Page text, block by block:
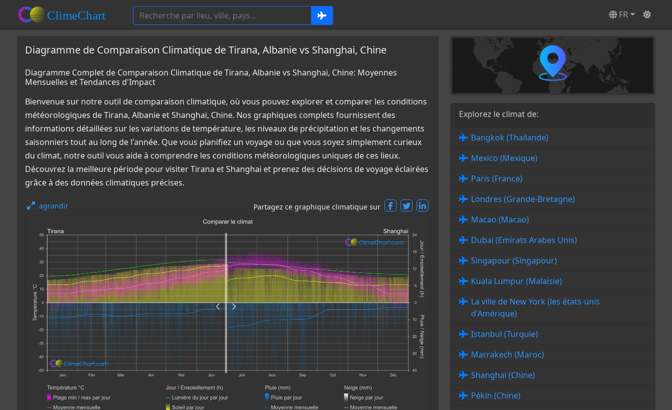
FR
Diagramme de Comparaison Climatique de Tirana, Albanie vs Shanghai, Chine
Diagramme Complet de Comparaison Climatique de Tirana, Albanie vs Shanghai, Chine: Moyennes
Mensuelles et Tendances d'Impact
Bienvenue sur notre outil de comparaison climatique, où vous pouvez explorer et comparer les conditions
météorologiques de Tirana, Albanie et Shanghai, Chine. Nos graphiques complets fournissent des
informations détaillées sur les variations de température, les niveaux de précipitation et les changements
saisonniers tout au long de l'année. Que vous planifiez un voyage ou que vous soyez simplement curieux
du climat, notre outil vous aide à comprendre les conditions météorologiques uniques de ces lieux.
Découvrez la meilleure période pour visiter Tirana et Shanghai et prenez des décisions de voyage éclairées
grâce à des données climatiques précises.
agrandir Partagez ce graphique climatique sur
Explorez le climat de:
Bangkok (Thaïlande)
Mexico (Mexique)
Paris (France)
Londres (Grande-Bretagne)
Macao (Macao)
Dubai (Emirats Arabes Unis)
Singapour (Singapour)
Kuala Lumpur (Malaisie)
La ville de New York (les états-unis
d'Amérique)
Istanbul (Turquie)
Marrakech (Maroc)
Shanghai (Chine)
Pékin (Chine)